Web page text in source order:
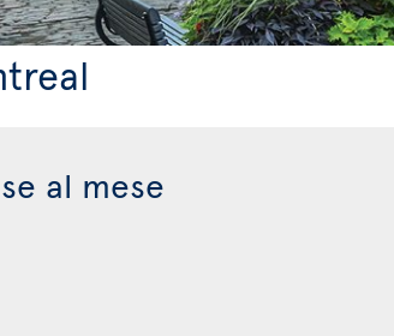
al mese